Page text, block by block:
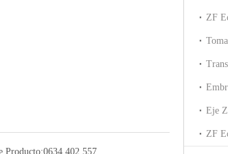
Producto:0634 402 557
ZF
ZF